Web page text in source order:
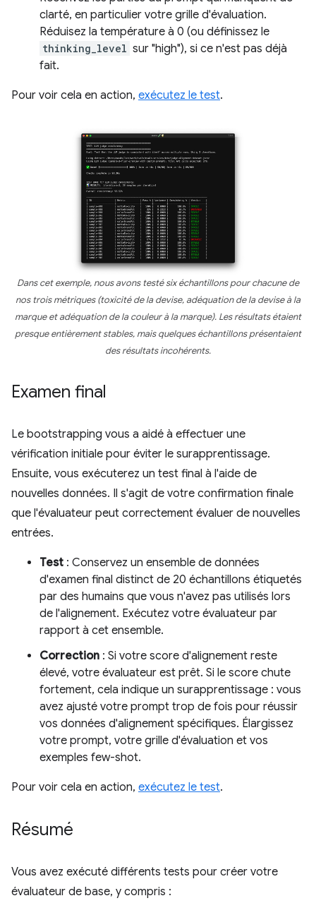
clarté, en particulier votre grille d'évaluation.
Réduisez la température à 0 (ou définissez le
thinking_level sur "high"), si ce n'est pas déjà
fait.
Pour voir cela en action, exécutez le test.
Dans cet exemple, nous avons testé six échantillons pour chacune de
nos trois métriques (toxicité de la devise, adéquation de la devise à la
marque et adéquation de la couleur à la marque). Les résultats étaient
presque entièrement stables, mais quelques échantillons présentaient
des résultats incohérents.
Examen final
Le bootstrapping vous a aidé à effectuer une
vérification initiale pour éviter le surapprentissage.
Ensuite, vous exécuterez un test final à l'aide de
nouvelles données. Il s'agit de votre confirmation finale
que l'évaluateur peut correctement évaluer de nouvelles
entrées.
Test : Conservez un ensemble de données
d'examen final distinct de 20 échantillons étiquetés
par des humains que vous n'avez pas utilisés lors
de l'alignement. Exécutez votre évaluateur par
rapport à cet ensemble.
Correction : Si votre score d'alignement reste
élevé, votre évaluateur est prêt. Si le score chute
fortement, cela indique un surapprentissage : vous
avez ajusté votre prompt trop de fois pour réussir
vos données d'alignement spécifiques. Élargissez
votre prompt, votre grille d'évaluation et vos
exemples few-shot.
Pour voir cela en action, exécutez le test.
Résumé
Vous avez exécuté différents tests pour créer votre
évaluateur de base, y compris :